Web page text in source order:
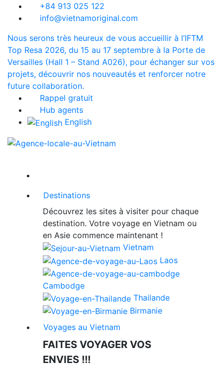
+84 913 025 122
info@vietnamoriginal.com
Nous serons très heureux de vous accueillir à l’IFTM
Top Resa 2026, du 15 au 17 septembre à la Porte de
Versailles (Hall 1 – Stand A026), pour échanger sur vos
projets, découvrir nos nouveautés et renforcer notre
future collaboration.
Rappel gratuit
Hub agents
English
Destinations
Découvrez les sites à visiter pour chaque
destination. Votre voyage en Vietnam ou
en Asie commence maintenant !
Vietnam
Laos
Cambodge
Thailande
Birmanie
Voyages au Vietnam
FAITES VOYAGER VOS
ENVIES !!!